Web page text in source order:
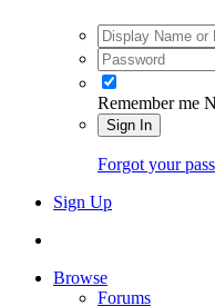
Remember me
Sign In
Forgot your
Sign Up
Browse
Forums